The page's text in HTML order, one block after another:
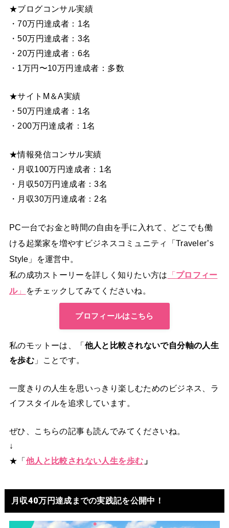
★ブログコンサル実績
・70万円達成者：1名
・50万円達成者：3名
・20万円達成者：6名
・1万円〜10万円達成者：多数
★サイトM＆A実績
・50万円達成者：1名
・200万円達成者：1名
★情報発信コンサル実績
・月収100万円達成者：1名
・月収50万円達成者：3名
・月収30万円達成者：2名
PC一台でお金と時間の自由を手に入れて、どこでも働
ける起業家を増やすビジネスコミュニティ「Traveler’s
Style」を運営中。
私の成功ストーリーを詳しく知りたい方は 「プロフィー
ル」 をチェックしてみてくださいね。
プロフィールはこちら
私のモットーは、「他人と比較されないで自分軸の人生
を歩む 」ことです。
一度きりの人生を思いっきり楽しむためのビジネス、ラ
イフスタイルを追求しています。
ぜひ、こちらの記事も読んでみてくださいね。
↓
★「他人と比較されない人生を歩む 」
月収40万円達成までの実践記を公開中！